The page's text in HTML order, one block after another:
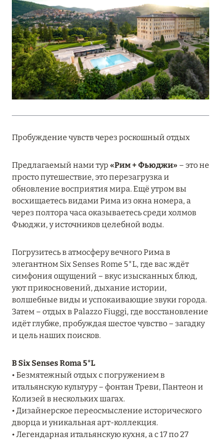
Подробнее
18 мая 2026
THE ST. REGIS MALDIVES VOMMULI:
МАНИФЕСТ ЭСТЕТИКИ В САМОМ СЕРДЦЕ
ОКЕАНА
Подробнее
27 апреля 2026
ПРЯМОЙ ПЕРЕЛЁТ
Подробнее
20 марта 2026
MARCH GRAND ESCAPE: ПРЕДЛОЖЕНИЕ ОТ Á
ASTORIA MALDIVES ITHAAFUSHI, МАЛЬДИВЫ
Подробнее
MANDARIN ORIENTAL JUMEIRA — SUITE
NOVEMBER
13 мая 2025
ЗАБРОНИРУЙТЕ FOUR SEASONS RESORT
DUBAI AT JUMEIRAH BEACH ПО ЛУЧШИМ
ЦЕНАМ
Пробуждение чувств через роскошный отдых
Предлагаемый нами тур «Рим + Фьюджи» – это не
просто путешествие, это перезагрузка и
обновление восприятия мира. Ещё утром вы
восхищаетесь видами Рима из окна номера, а
через полтора часа оказываетесь среди холмов
Фьюджи, у источников целебной воды.
Погрузитесь в атмосферу вечного Рима в
элегантном Six Senses Rome 5*L, где вас ждёт
симфония ощущений – вкус изысканных блюд,
уют прикосновений, дыхание истории,
волшебные виды и успокаивающие звуки города.
Затем – отдых в Palazzo Fiuggi, где восстановление
идёт глубже, пробуждая шестое чувство – загадку
и цель наших поисков.
В Six Senses Roma 5*L
• Безмятежный отдых с погружением в
итальянскую культуру – фонтан Треви, Пантеон и
Колизей в нескольких шагах.
• Дизайнерское переосмысление исторического
дворца и уникальная арт-коллекция.
• Легендарная итальянскую кухня, а с 17 по 27